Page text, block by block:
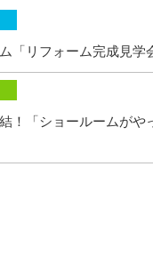
「リフォーム完成見学
！「ショールームが